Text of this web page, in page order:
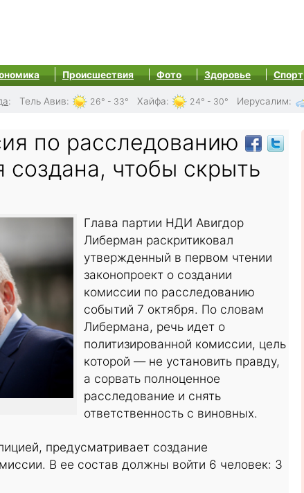
Происшествия Фото Здоровье Спорт
: Тель Авив: 26° - 33° Хайфа: 24° - 30° Иерусалим:
по расследованию
создана, чтобы скрыть
Глава партии НДИ Авигдор
Либерман раскритиковал
утвержденный в первом чтении
законопроект о создании
комиссии по расследованию
событий 7 октября. По словам
Либермана, речь идет о
политизированной комиссии, цель
которой — не установить правду,
а сорвать полноценное
расследование и снять
ответственность с виновных.
предусматривает создание
В ее состав должны войти 6 человек: 3